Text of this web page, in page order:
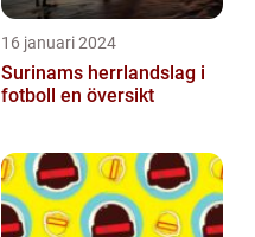
16 januari 2024
Surinams herrlandslag i
fotboll en översikt